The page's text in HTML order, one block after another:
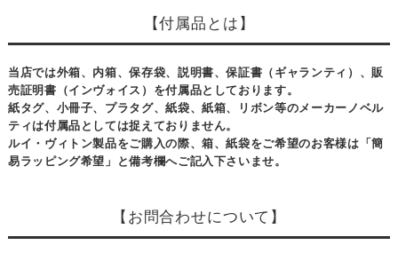
【付属品とは】
当店では外箱、内箱、保存袋、説明書、保証書（ギャランティ）、販
売証明書（インヴォイス）を付属品としております。
紙タグ、小冊子、プラタグ、紙袋、紙箱、リボン等のメーカーノベル
ティは付属品としては捉えておりません。
ルイ・ヴィトン製品をご購入の際、箱、紙袋をご希望のお客様は「簡
易ラッピング希望」と備考欄へご記入下さいませ。
【お問合わせについて】